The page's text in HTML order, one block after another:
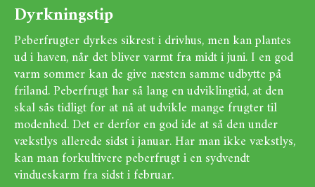
Dyrkningstip
Peberfrugter dyrkes sikrest i drivhus, men kan plantes
ud i haven, når det bliver varmt fra midt i juni. I en god
varm sommer kan de give næsten samme udbytte på
friland. Peberfrugt har så lang en udviklingtid, at den
skal sås tidligt for at nå at udvikle mange frugter til
modenhed. Det er derfor en god ide at så den under
vækstlys allerede sidst i januar. Har man ikke vækstlys,
kan man forkultivere peberfrugt i en sydvendt
vindueskarm fra sidst i februar.